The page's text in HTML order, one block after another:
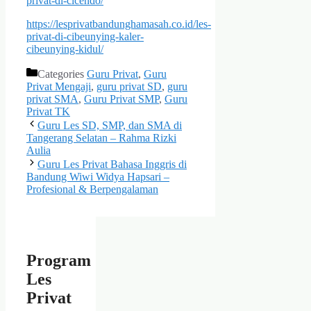
https://lesprivatbandunghamasah.co.id/les-
privat-di-cibeunying-kaler-
cibeunying-kidul/
Categories Guru Privat, Guru
Privat Mengaji, guru privat SD, guru
privat SMA, Guru Privat SMP, Guru
Privat TK
Guru Les SD, SMP, dan SMA di
Tangerang Selatan – Rahma Rizki
Aulia
Guru Les Privat Bahasa Inggris di
Bandung Wiwi Widya Hapsari –
Profesional & Berpengalaman
Program
Les
Privat